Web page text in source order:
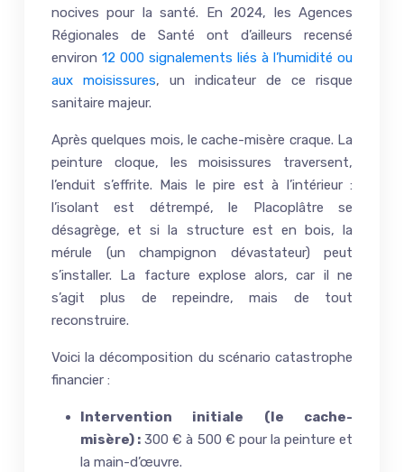
nocives pour la santé. En 2024, les Agences
Régionales de Santé ont d’ailleurs recensé
environ 12 000 signalements liés à l’humidité ou
aux moisissures, un indicateur de ce risque
sanitaire majeur.
Après quelques mois, le cache-misère craque. La
peinture cloque, les moisissures traversent,
l’enduit s’effrite. Mais le pire est à l’intérieur :
l’isolant est détrempé, le Placoplâtre se
désagrège, et si la structure est en bois, la
mérule (un champignon dévastateur) peut
s’installer. La facture explose alors, car il ne
s’agit plus de repeindre, mais de tout
reconstruire.
Voici la décomposition du scénario catastrophe
financier :
Intervention initiale (le cache-
misère) : 300 € à 500 € pour la peinture et
la main-d’œuvre.